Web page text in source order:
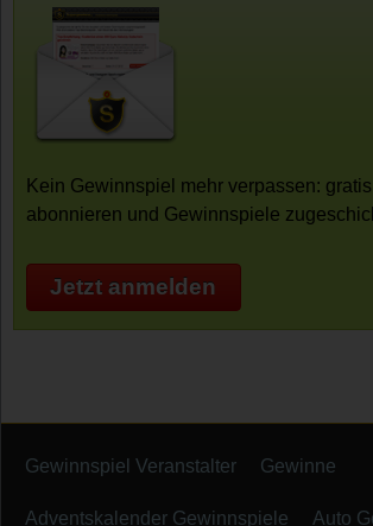
Kein Gewinnspiel mehr verpassen:
abonnieren und Gewinnspiele
Jetzt anmelden
Gewinnspiel Veranstalter Gewinne
Adventskalender Gewinnspiele Auto